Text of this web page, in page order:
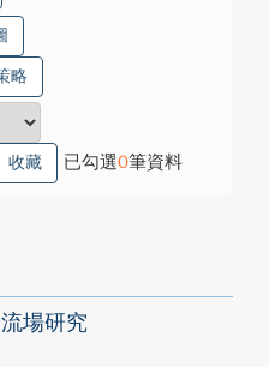
略
收藏 已勾選0筆資料
場研究